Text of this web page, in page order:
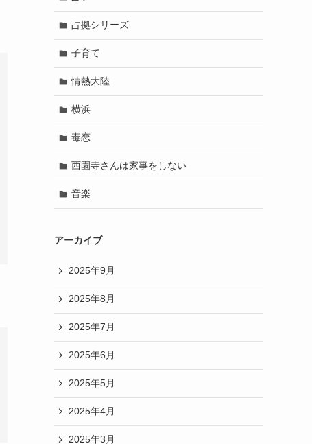
占拠シリーズ
子育て
情熱大陸
横浜
毒恋
西園寺さんは家事をしない
音楽
アーカイブ
2025年9月
2025年8月
2025年7月
2025年6月
2025年5月
2025年4月
2025年3月